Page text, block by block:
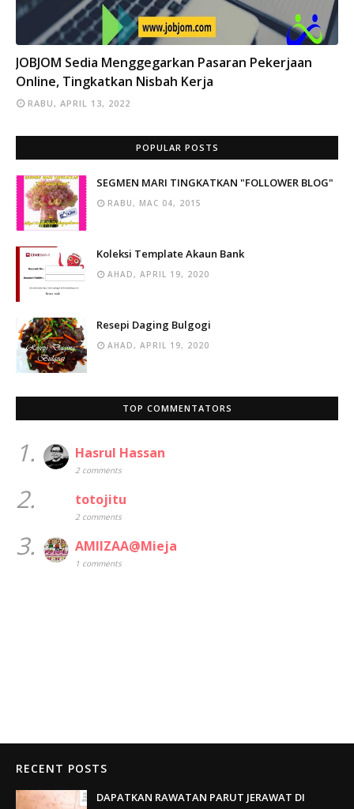
INFO
JOBJOM Sedia Menggegarkan Pasaran Pekerjaan
Online, Tingkatkan Nisbah Kerja
RABU, APRIL 13, 2022
POPULAR POSTS
SEGMEN MARI TINGKATKAN "FOLLOWER BLOG"
RABU, MAC 04, 2015
Koleksi Template Akaun Bank
AHAD, APRIL 19, 2020
Resepi Daging Bulgogi
AHAD, APRIL 19, 2020
TOP COMMENTATORS
1. Hasrul Hassan
2 comments
2. totojitu
2 comments
3. AMIIZAA@Mieja
1 comments
RECENT POSTS
DAPATKAN RAWATAN PARUT JERAWAT DI